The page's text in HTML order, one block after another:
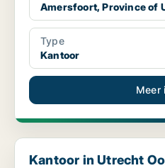
Amersfoort, Province of
Type
Kantoor
Meer
Kantoor in Utrecht Oost, Utrecht
Kantoor in Utrecht